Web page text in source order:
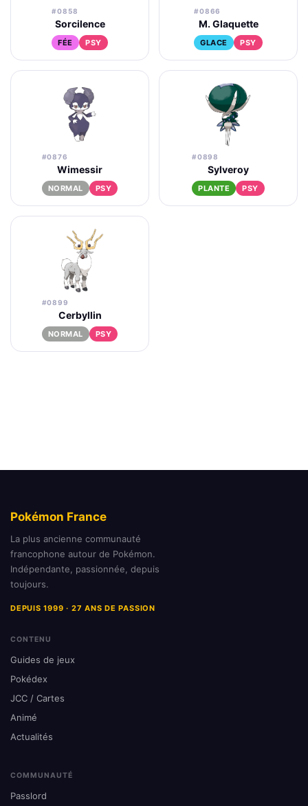
#0858
Sorcilence
FÉE PSY
#0866
M. Glaquette
GLACE PSY
#0876
Wimessir
NORMAL PSY
#0898
Sylveroy
PLANTE PSY
#0899
Cerbyllin
NORMAL PSY
Pokémon France
La plus ancienne communauté
francophone autour de Pokémon.
Indépendante, passionnée, depuis
toujours.
DEPUIS 1999 · 27 ANS DE PASSION
CONTENU
Guides de jeux
Pokédex
JCC / Cartes
Animé
Actualités
COMMUNAUTÉ
Passlord